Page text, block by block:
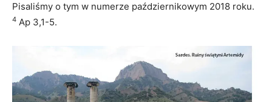
Pisaliśmy o tym w numerze październikowym 2018 roku.
4 Ap 3,1-5.